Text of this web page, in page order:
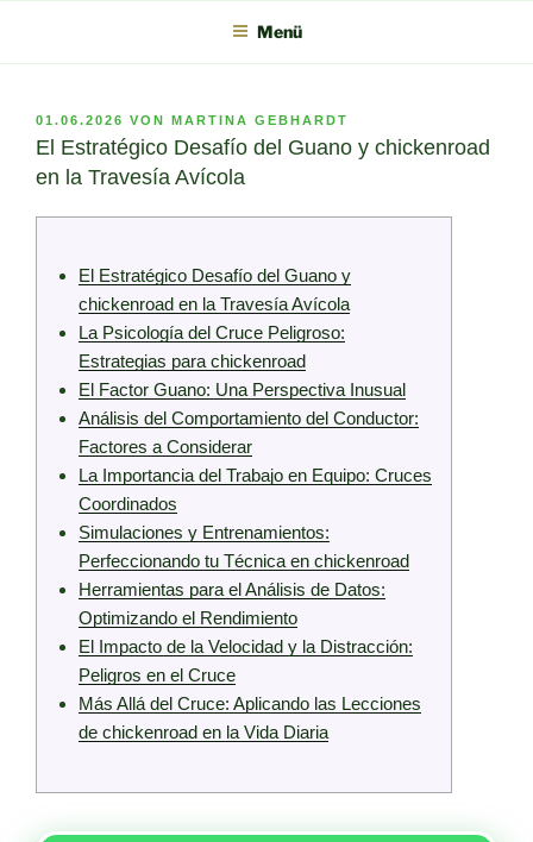
springen
Menü
VERÖFFENTLICHT
AM
01.06.2026 VON MARTINA GEBHARDT
El Estratégico Desafío del Guano y chickenroad
en la Travesía Avícola
El Estratégico Desafío del Guano y
chickenroad en la Travesía Avícola
La Psicología del Cruce Peligroso:
Estrategias para chickenroad
El Factor Guano: Una Perspectiva Inusual
Análisis del Comportamiento del Conductor:
Factores a Considerar
La Importancia del Trabajo en Equipo: Cruces
Coordinados
Simulaciones y Entrenamientos:
Perfeccionando tu Técnica en chickenroad
Herramientas para el Análisis de Datos:
Optimizando el Rendimiento
El Impacto de la Velocidad y la Distracción:
Peligros en el Cruce
Más Allá del Cruce: Aplicando las Lecciones
de chickenroad en la Vida Diaria